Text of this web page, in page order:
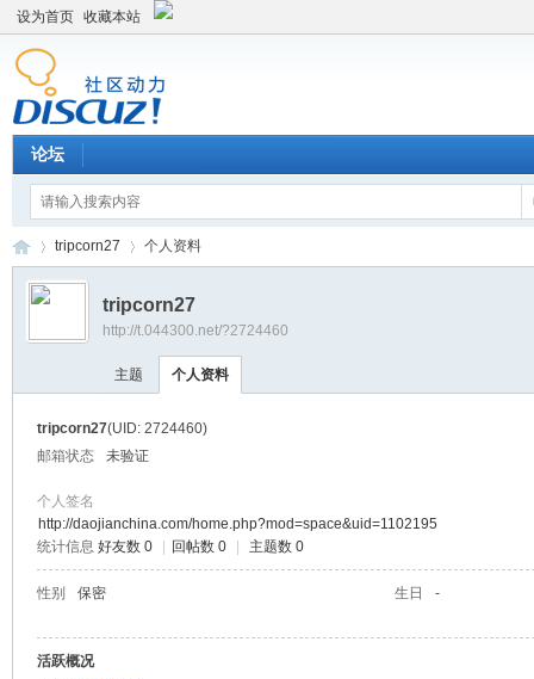
设为首页 收藏本站
论坛
›
tripcorn27 个人资料
tripcorn27
http://t.044300.net/?2724460
主题 个人资料
tripcorn27(UID: 2724460)
邮箱状态
未验证
个人签名
http://daojianchina.com/home.php?mod=space&uid=1102195
统计信息 好友数 0 回帖数 0 主题数 0
性别 保密 生日 -
活跃概况